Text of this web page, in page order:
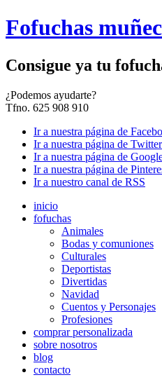
Fofuchas
Consigue ya tu
¿Podemos ayudarte?
Tfno. 625 908 910
Ir a nuestra página de
Ir a nuestra página de Twitter
Ir a nuestra página de
Ir a nuestra página de
Ir a nuestro canal de RSS
inicio
fofuchas
Animales
Bodas y comuniones
Culturales
Deportistas
Divertidas
Navidad
Cuentos y Personajes
Profesiones
comprar personalizada
sobre nosotros
blog
contacto